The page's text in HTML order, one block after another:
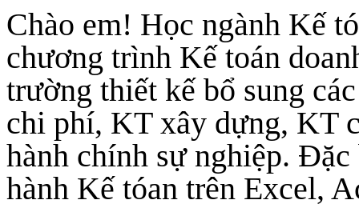
Chào em! Học ngành Kế
chương trình Kế toán
trường thiết kế bổ sung
chi phí, KT xây dựng, KT
hành chính sự nghiệp.
hành Kế tóan trên Excel,